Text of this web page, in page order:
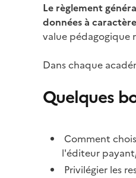
Le règlement
données à
value pédagogique
Dans chaque
Quelques
Comment
l'éditeur
Privilégier les